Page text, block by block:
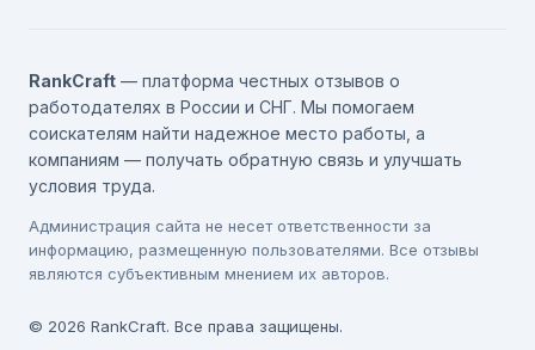
RankCraft — платформа честных отзывов о
работодателях в России и СНГ. Мы помогаем
соискателям найти надежное место работы, а
компаниям — получать обратную связь и улучшать
условия труда.
Администрация сайта не несет ответственности за
информацию, размещенную пользователями. Все отзывы
являются субъективным мнением их авторов.
© 2026 RankCraft. Все права защищены.